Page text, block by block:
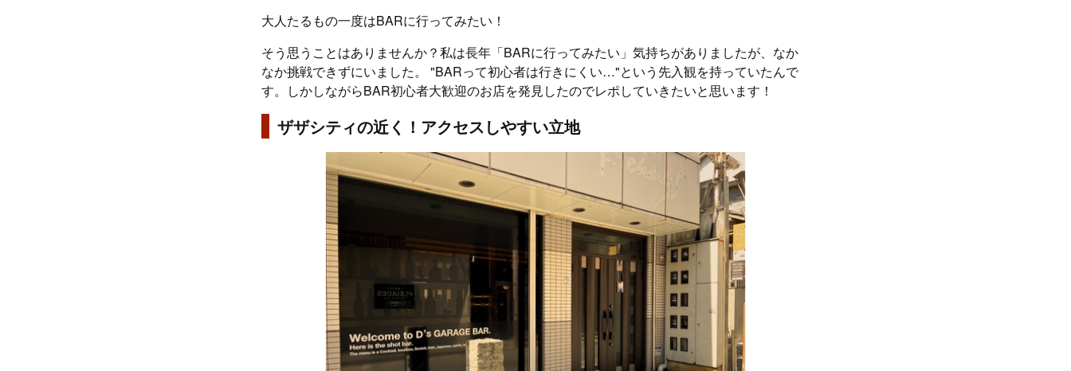
大人たるもの一度はBARに行ってみたい！
そう思うことはありませんか？私は長年「BARに行ってみたい」気持ちがありましたが、なか
なか挑戦できずにいました。 "BARって初心者は行きにくい…"という先入観を持っていたんで
す。しかしながらBAR初心者大歓迎のお店を発見したのでレポしていきたいと思います！
ザザシティの近く！アクセスしやすい立地